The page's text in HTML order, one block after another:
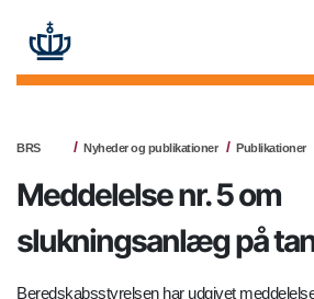
BRS Nyheder og publikationer Publikationer
Meddelelse nr. 5 om
slukningsanlæg på
Beredskabsstyrelsen har udgivet